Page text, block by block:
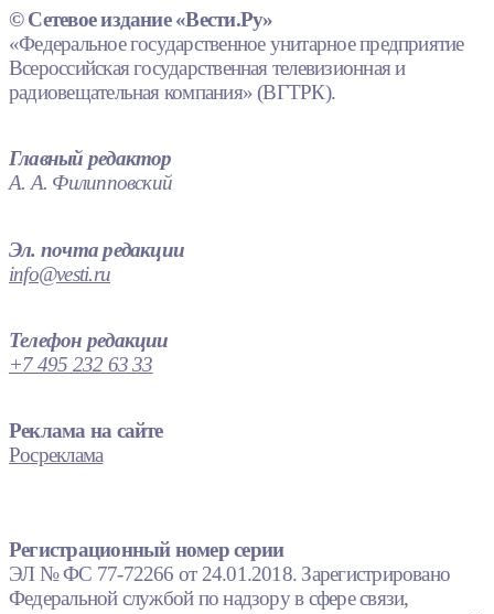
© Сетевое издание «Вести.Ру»
«Федеральное государственное унитарное предприятие
Всероссийская государственная телевизионная и
радиовещательная компания» (ВГТРК).
Главный редактор
А. А. Филипповский
Эл. почта редакции
info@vesti.ru
Телефон редакции
+7 495 232 63 33
Реклама на сайте
Росреклама
Регистрационный номер серии
ЭЛ № ФС 77-72266 от 24.01.2018. Зарегистрировано
Федеральной службой по надзору в сфере связи,